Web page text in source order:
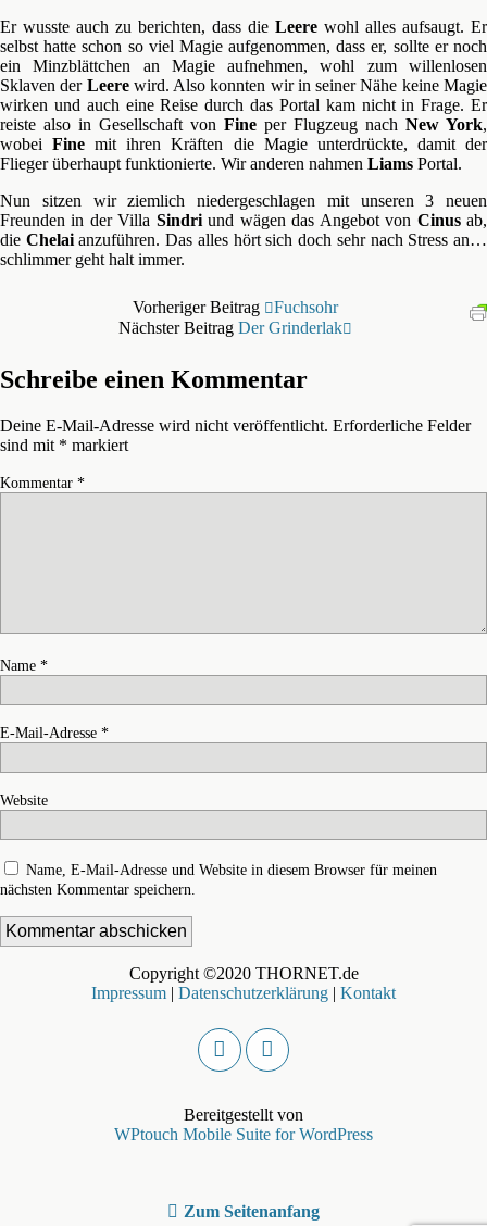
Er wusste auch zu berichten, dass die Leere wohl alles aufsaugt. Er
selbst hatte schon so viel Magie aufgenommen, dass er, sollte er noch
ein Minzblättchen an Magie aufnehmen, wohl zum willenlosen
Sklaven der Leerewird. Also konnten wir in seiner Nähe keine Magie
wirken und auch eine Reise durch das Portal kam nicht in Frage. Er
reiste also in Gesellschaft von Fine per Flugzeug nach New York,
wobeiFine mit ihren Kräften die Magie unterdrückte, damit der
Flieger überhaupt funktionierte. Wir anderen nahmen Liams Portal.
Nun sitzen wir ziemlich niedergeschlagen mit unseren 3 neuen
Freunden in der Villa Sindriund wägen das Angebot von Cinusab,
die Chelaianzuführen. Das alles hört sich doch sehr nach Stress an…
schlimmer geht halt immer.
Vorheriger Beitrag
Fuchsohr
Nächster Beitrag Der Grinderlak
Schreibe einen Kommentar
Deine E-Mail-Adresse wird nicht veröffentlicht. Erforderliche Felder
sind mit * markiert
Kommentar *
Name *
E-Mail-Adresse *
Website
Name, E-Mail-Adresse und Website in diesem Browser für meinen
nächsten Kommentar speichern.
Copyright ©2020 THORNET.de
Impressum | Datenschutzerklärung | Kontakt
Bereitgestellt von
WPtouch Mobile Suite for WordPress
Zum Seitenanfang